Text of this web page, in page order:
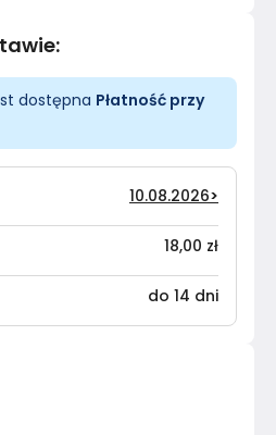
:
dostępna Płatność przy
10.08.2026>
18,00 zł
do 14 dni